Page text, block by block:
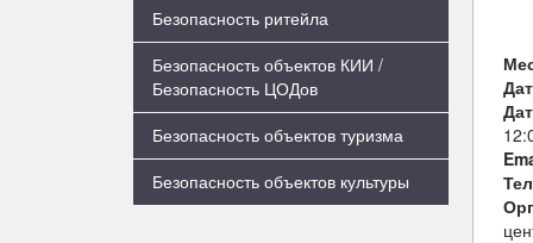
Безопасность ритейла
Безопасность объектов КИИ /
Безопасность ЦОДов
Безопасность объектов туризма
Безопасность объектов культуры